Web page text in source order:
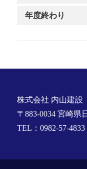
年度終わり
株式会社 内山建設
〒883-0034 宮崎県
TEL：0982-57-